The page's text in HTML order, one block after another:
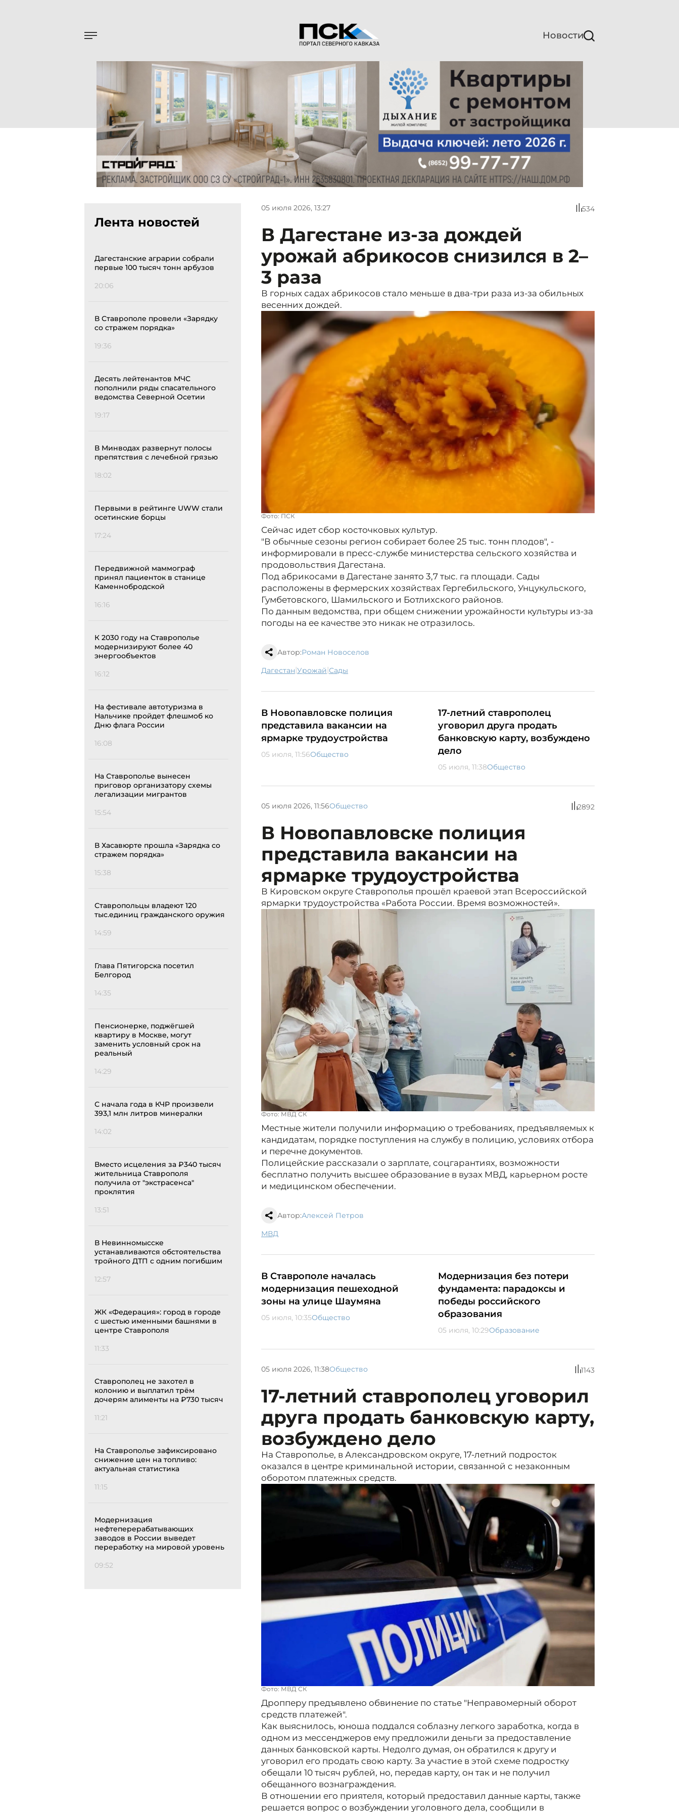
Новости
Лента новостей
Дагестанские аграрии собрали
первые 100 тысяч тонн арбузов
20:06
В Ставрополе провели «Зарядку
со стражем порядка»
19:36
Десять лейтенантов МЧС
пополнили ряды спасательного
ведомства Северной Осетии
19:17
В Минводах развернут полосы
препятствия с лечебной грязью
18:02
Первыми в рейтинге UWW стали
осетинские борцы
17:24
Передвижной маммограф
принял пациенток в станице
Каменнобродской
16:16
К 2030 году на Ставрополье
модернизируют более 40
энергообъектов
16:12
На фестивале автотуризма в
Нальчике пройдет флешмоб ко
Дню флага России
16:08
На Ставрополье вынесен
приговор организатору схемы
легализации мигрантов
15:54
В Хасавюрте прошла «Зарядка со
стражем порядка»
15:38
Ставропольцы владеют 120
тыс.единиц гражданского оружия
14:59
Глава Пятигорска посетил
Белгород
14:35
Пенсионерке, поджёгшей
квартиру в Москве, могут
заменить условный срок на
реальный
14:29
С начала года в КЧР произвели
393,1 млн литров минералки
14:02
Вместо исцеления за ₽340 тысяч
жительница Ставрополя
получила от "экстрасенса"
проклятия
13:51
В Невинномысске
устанавливаются обстоятельства
тройного ДТП с одним погибшим
12:57
ЖК «Федерация»: город в городе
с шестью именными башнями в
центре Ставрополя
11:33
Ставрополец не захотел в
колонию и выплатил трём
дочерям алименты на ₽730 тысяч
11:21
На Ставрополье зафиксировано
снижение цен на топливо:
актуальная статистика
11:15
Модернизация
нефтеперерабатывающих
заводов в России выведет
переработку на мировой уровень
09:52
05 июля 2026, 13:27 534
В Дагестане из-за дождей
урожай абрикосов снизился в 2–
3 раза
В горных садах абрикосов стало меньше в два-три раза из-за обильных
весенних дождей.
Фото: ПСК
Сейчас идет сбор косточковых культур.
"В обычные сезоны регион собирает более 25 тыс. тонн плодов", -
информировали в пресс-службе министерства сельского хозяйства и
продовольствия Дагестана.
Под абрикосами в Дагестане занято 3,7 тыс. га площади. Сады
расположены в фермерских хозяйствах Гергебильского, Унцукульского,
Гумбетовского, Шамильского и Ботлихского районов.
По данным ведомства, при общем снижении урожайности культуры из-за
погоды на ее качестве это никак не отразилось.
Автор:Роман Новоселов
Дагестан| урожай| сады
В Новопавловске полиция
представила вакансии на
ярмарке трудоустройства
05 июля, 11:56Общество
17-летний ставрополец
уговорил друга продать
банковскую карту, возбуждено
дело
05 июля, 11:38Общество
05 июля 2026, 11:56Общество 2892
В Новопавловске полиция
представила вакансии на
ярмарке трудоустройства
В Кировском округе Ставрополья прошёл краевой этап Всероссийской
ярмарки трудоустройства «Работа России. Время возможностей».
Фото: МВД СК
Местные жители получили информацию о требованиях, предъявляемых к
кандидатам, порядке поступления на службу в полицию, условиях отбора
и перечне документов.
Полицейские рассказали о зарплате, соцгарантиях, возможности
бесплатно получить высшее образование в вузах МВД, карьерном росте
и медицинском обеспечении.
Автор:Алексей Петров
МВД
В Ставрополе началась
модернизация пешеходной
зоны на улице Шаумяна
05 июля, 10:35Общество
Модернизация без потери
фундамента: парадоксы и
победы российского
образования
05 июля, 10:29Образование
05 июля 2026, 11:38Общество 1143
17-летний ставрополец уговорил
друга продать банковскую карту,
возбуждено дело
На Ставрополье, в Александровском округе, 17-летний подросток
оказался в центре криминальной истории, связанной с незаконным
оборотом платежных средств.
Фото: МВД СК
Дропперу предъявлено обвинение по статье "Неправомерный оборот
средств платежей".
Как выяснилось, юноша поддался соблазну легкого заработка, когда в
одном из мессенджеров ему предложили деньги за предоставление
данных банковской карты. Недолго думая, он обратился к другу и
уговорил его продать свою карту. За участие в этой схеме подростку
обещали 10 тысяч рублей, но, передав карту, он так и не получил
обещанного вознаграждения.
В отношении его приятеля, который предоставил данные карты, также
решается вопрос о возбуждении уголовного дела, сообщили в